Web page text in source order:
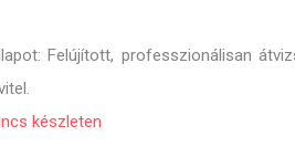
Felújított, professzionálisan
készleten